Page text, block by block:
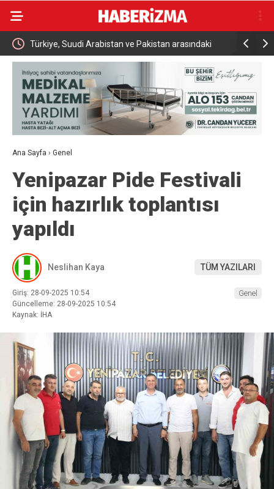
Türkiye, Suudi Arabistan ve Pakistan arasındaki
tarihi savunma anlaşması dünya basınında
İki
kazadan
Ana Sayfa › Genel
Yenipazar Pide Festivali
için hazırlık toplantısı
yapıldı
Neslihan Kaya TÜM YAZILARI
Giriş: 28-09-2025 10:54
Güncelleme: 28-09-2025 10:54
Kaynak: İHA
Genel